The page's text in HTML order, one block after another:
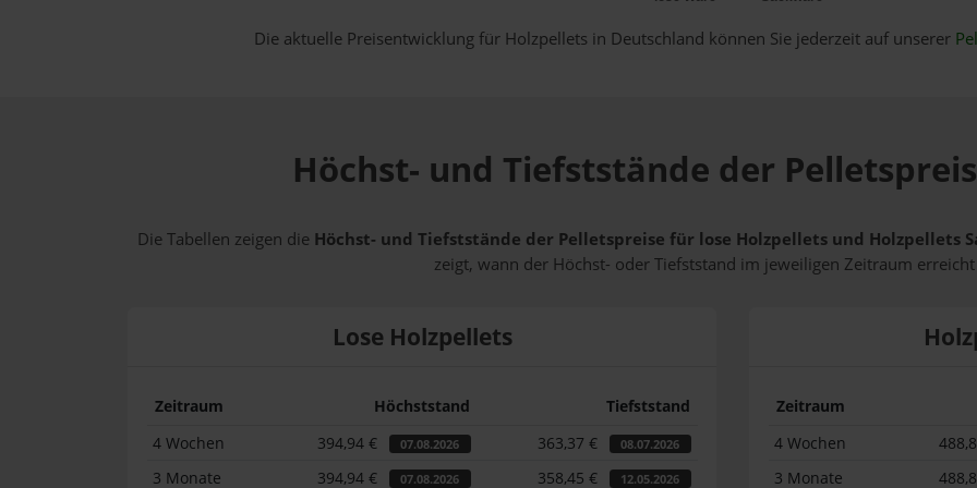
Die aktuelle Preisentwicklung für Holzpellets in Deutschland können Sie jederzeit auf unserer
Höchst- und Tiefststände der
Die Tabellen zeigen die Höchst- und Tiefststände der Pelletspreise für lose Holzpellets und Holzpellets
zeigt, wann der Höchst- oder Tiefststand im jeweiligen Zeitraum
Lose Holzpellets
Zeitraum Höchststand
Tiefststand
4 Wochen
394,94 € 07.08.2026 363,37 € 08.07.2026
3 Monate 394,94 € 07.08.2026 358,45 € 12.05.2026
Zeitraum
4 Wochen
3 Monate